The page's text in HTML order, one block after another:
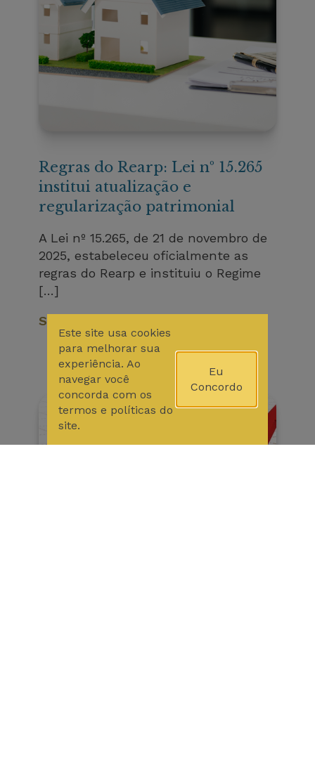
Regras do Rearp: Lei nº 15.265
institui atualização e
regularização patrimonial
A Lei nº 15.265, de 21 de novembro de
2025, estabeleceu oficialmente as
regras do Rearp e instituiu o Regime
[…]
Saiba Mais
Este site usa cookies
para melhorar sua
experiência. Ao
navegar você
concorda com os
termos e políticas do
site.
Eu
Concordo